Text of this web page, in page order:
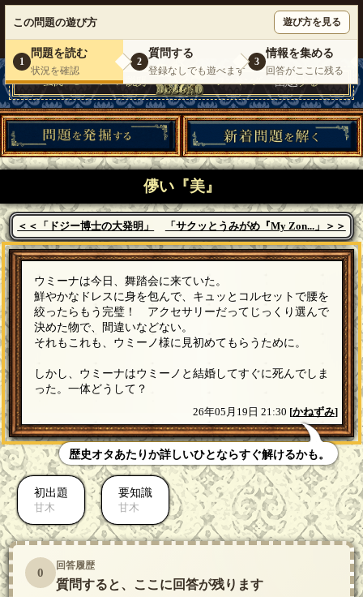
いらっしゃいませ。ゲスト |お問い合わせ
|
儚い『美』
＜＜「ドジー博士の大発明」 「サクッとうみがめ『My Zon...」＞＞
この問題の遊び方 遊び方を見る
1
問題を読む
状況を確認
2
質問する
登録なしでも遊べます
3
情報を集める
回答がここに残る
ウミーナは今日、舞踏会に来ていた。
鮮やかなドレスに身を包んで、キュッとコルセットで腰を
絞ったらもう完璧！ アクセサリーだってじっくり選んで
決めた物で、間違いなどない。
それもこれも、ウミーノ様に見初めてもらうために。
しかし、ウミーナはウミーノと結婚してすぐに死んでしま
った。一体どうして？
26年05月19日 21:30 [かねずみ]
歴史オタあたりか詳しいひとならすぐ解けるかも。
初出題
甘木
要知識
甘木
0 回答履歴
質問すると、ここに回答が残ります